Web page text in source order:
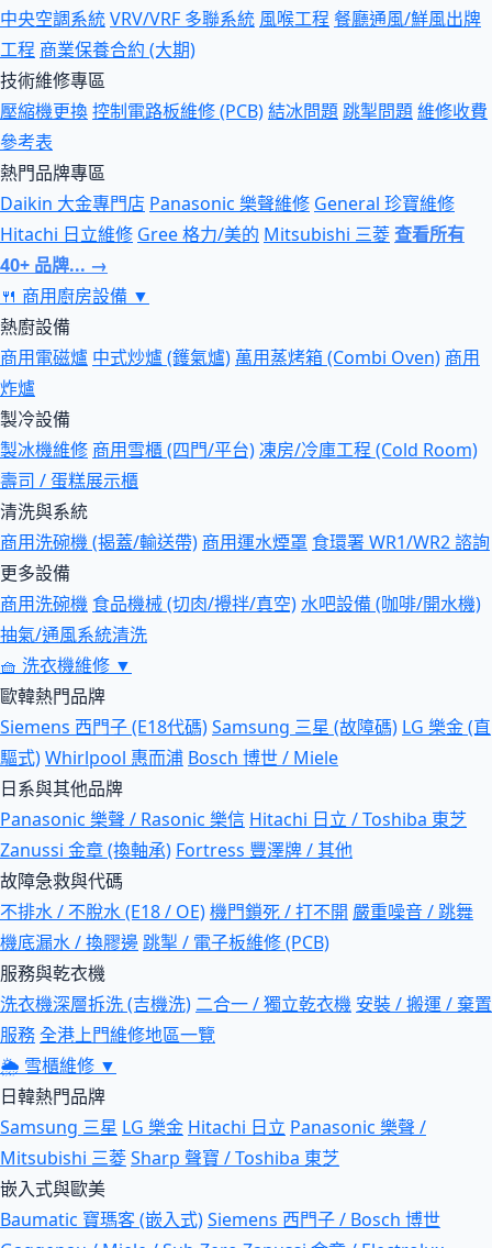
中央空調系統VRV/VRF 多聯系統 風喉工程 餐廳通風/鮮風出牌
工程 商業保養合約 (大期)
技術維修專區
壓縮機更換控制電路板維修 (PCB)結冰問題跳掣問題維修收費
參考表
熱門品牌專區
Daikin 大金專門店 Panasonic 樂聲維修 General 珍寶維修
Hitachi 日立維修 Gree 格力/美的 Mitsubishi 三菱查看所有
40+ 品牌... →
🍴 商用廚房設備 ▼
熱廚設備
商用電磁爐 中式炒爐 (鑊氣爐) 萬用蒸烤箱 (Combi Oven) 商用
炸爐
製冷設備
製冰機維修 商用雪櫃 (四門/平台)凍房/冷庫工程 (Cold Room)
壽司 / 蛋糕展示櫃
清洗與系統
商用洗碗機 (揭蓋/輸送帶) 商用運水煙罩 食環署 WR1/WR2 諮詢
更多設備
商用洗碗機 食品機械 (切肉/攪拌/真空)水吧設備 (咖啡/開水機)
抽氣/通風系統清洗
🧺 洗衣機維修 ▼
歐韓熱門品牌
Siemens 西門子 (E18代碼)Samsung 三星 (故障碼) LG 樂金 (直
驅式)Whirlpool 惠而浦 Bosch 博世 / Miele
日系與其他品牌
Panasonic 樂聲 / Rasonic 樂信 Hitachi 日立 / Toshiba 東芝
Zanussi 金章 (換軸承) Fortress 豐澤牌 / 其他
故障急救與代碼
不排水 / 不脫水 (E18 / OE)機門鎖死 / 打不開 嚴重噪音 / 跳舞
機底漏水 / 換膠邊跳掣 / 電子板維修 (PCB)
服務與乾衣機
洗衣機深層拆洗 (吉機洗) 二合一 / 獨立乾衣機 安裝 / 搬運 / 棄置
服務全港上門維修地區一覽
🌦 雪櫃維修 ▼
日韓熱門品牌
Samsung 三星 LG 樂金 Hitachi 日立 Panasonic 樂聲 /
Mitsubishi 三菱Sharp 聲寶 / Toshiba 東芝
嵌入式與歐美
Baumatic 寶瑪客 (嵌入式)Siemens 西門子 / Bosch 博世